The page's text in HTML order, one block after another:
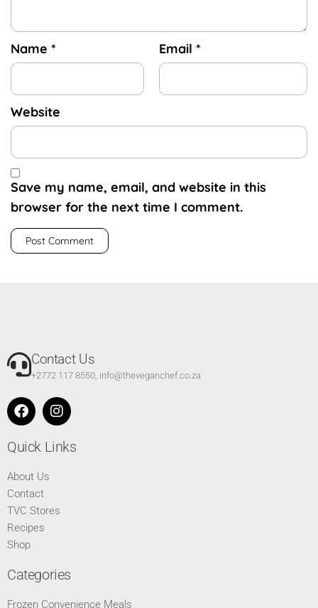
Name * Email *
Website
Save my name, email, and website in this
browser for the next time I comment.
Contact Us
+2772 117 8550, info@theveganchef.co.za
Quick Links
About Us
Contact
TVC Stores
Recipes
Shop
Categories
Frozen Convenience Meals